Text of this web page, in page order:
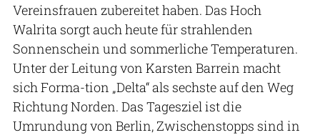
Vereinsfrauen zubereitet haben. Das Hoch
Walrita sorgt auch heute für strahlenden
Sonnenschein und sommerliche Temperaturen.
Unter der Leitung von Karsten Barrein macht
sich Forma-tion „Delta“ als sechste auf den Weg
Richtung Norden. Das Tagesziel ist die
Umrundung von Berlin, Zwischenstopps sind in